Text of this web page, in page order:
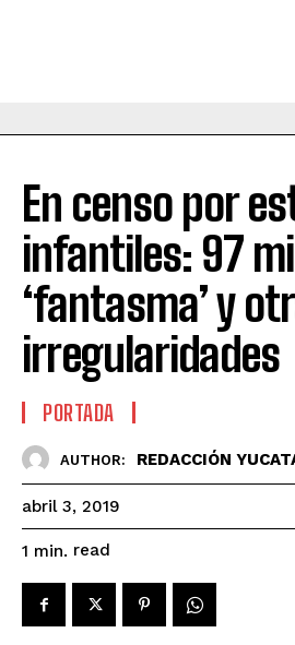
En censo por
infantiles: 97
‘fantasma’ y
irregularidades
PORTADA
AUTHOR: REDACCIÓN
abril 3, 2019
1 min. read